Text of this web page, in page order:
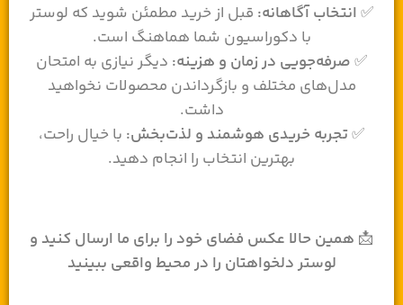
✅انتخاب آگاهانه: قبل از خرید مطمئن شوید که لوستر
با دکوراسیون شما هماهنگ است.
✅صرفه‌جویی در زمان و هزینه: دیگر نیازی به امتحان
مدل‌های مختلف و بازگرداندن محصولات نخواهید
داشت.
✅تجربه خریدی هوشمند و لذت‌بخش: با خیال راحت،
بهترین انتخاب را انجام دهید.
📩 همین حالا عکس فضای خود را برای ما ارسال کنید و
لوستر دلخواهتان را در محیط واقعی ببینید